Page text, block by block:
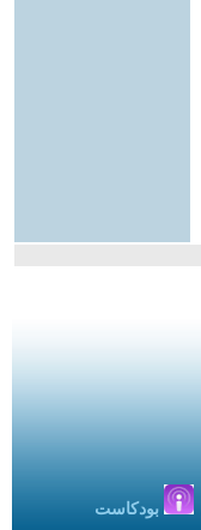
بودكاست